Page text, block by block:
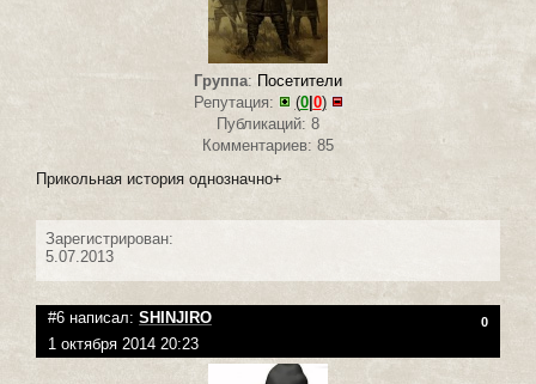
Группа: Посетители
Репутация:
(0| 0)
Публикаций: 8
Комментариев: 85
Прикольная история однозначно+
Зарегистрирован:
5.07.2013
#6 написал: SHINJIRO 0
1 октября 2014 20:23